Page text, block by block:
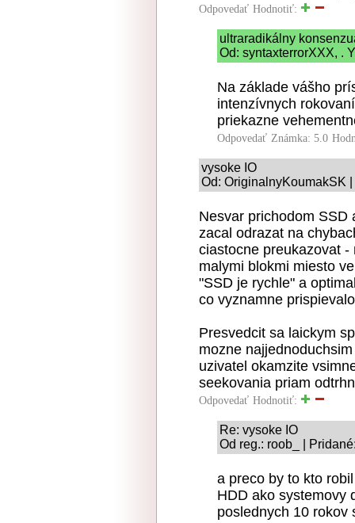
Odpovedať Hodnotiť:
ultraradikálny
Od: syntaxterrorXXX, .
Na základe vášho
intenzívnych
priekazne
Odpovedať Známka: 5.0
vysoke IO
Od: OriginalnyKoumakSK
Nesvar prichodom SSD
zacal odrazat na
ciastocne preukazovat
malymi blokmi miesto
"SSD je rychle" a
co vyznamne
Presvedcit sa laickym
mozne
uzivatel okamzite
seekovania priam
Odpovedať Hodnotiť:
Re: vysoke IO
Od reg.: roob_ |
a preco by to kto
HDD ako systemovy
poslednych 10 rokov